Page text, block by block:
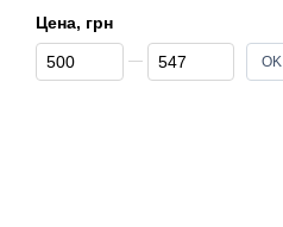
Цена, грн
От Цена, грн
До Цена, грн OK